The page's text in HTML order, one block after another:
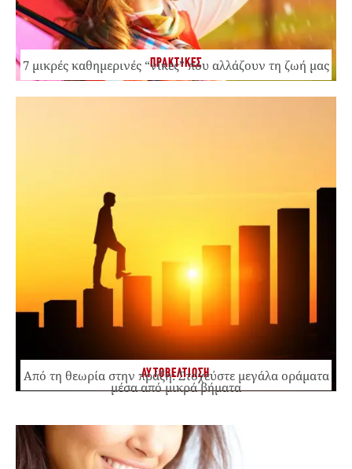
ΠΡΑΚΤΙΚΕΣ
7 μικρές καθημερινές “νίκες” που αλλάζουν τη ζωή μας
ΑΥΤΟΒΕΛΤΙΩΣΗ
Από τη θεωρία στην πράξη: Στοχεύστε μεγάλα οράματα
μέσα από μικρά βήματα